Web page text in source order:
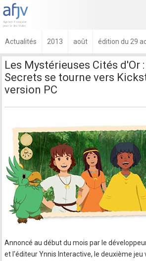
Actualités 2013 août édition du 29
Les Mystérieuses Cités d'Or
Secrets se tourne vers
version PC
Annoncé au début du mois par le
et l'éditeur Ynnis Interactive, le deuxième jeu